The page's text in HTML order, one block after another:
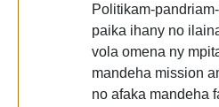
Politikam-
paika ihany no
vola omena ny
mandeha mission
no afaka mandeha